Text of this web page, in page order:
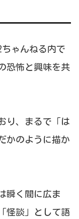
ちゃんねる内で
恐怖と興味を共
り、まるで「は
かのように描か
瞬く間に広ま
怪談」として語